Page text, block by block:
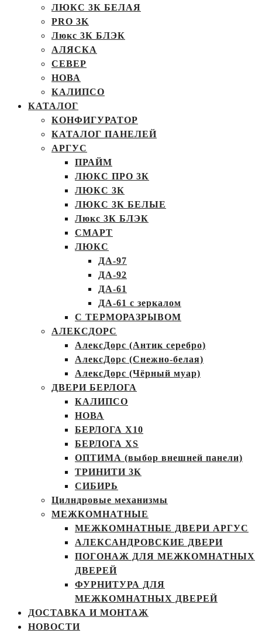
ЛЮКС 3К БЕЛАЯ
PRO 3K
Люкс 3К БЛЭК
АЛЯСКА
СЕВЕР
НОВА
КАЛИПСО
КАТАЛОГ
КОНФИГУРАТОР
КАТАЛОГ ПАНЕЛЕЙ
АРГУС
ПРАЙМ
ЛЮКС ПРО 3К
ЛЮКС 3К
ЛЮКС 3К БЕЛЫЕ
Люкс 3К БЛЭК
СМАРТ
ЛЮКС
ДА-97
ДА-92
ДА-61
ДА-61 с зеркалом
С ТЕРМОРАЗРЫВОМ
АЛЕКСДОРС
АлексДорс (Антик серебро)
АлексДорс (Снежно-белая)
АлексДорс (Чёрный муар)
ДВЕРИ БЕРЛОГА
КАЛИПСО
НОВА
БЕРЛОГА Х10
БЕРЛОГА XS
ОПТИМА (выбор внешней панели)
ТРИНИТИ 3К
СИБИРЬ
Цилндровые механизмы
МЕЖКОМНАТНЫЕ
МЕЖКОМНАТНЫЕ ДВЕРИ АРГУС
АЛЕКСАНДРОВСКИЕ ДВЕРИ
ПОГОНАЖ ДЛЯ МЕЖКОМНАТНЫХ
ДВЕРЕЙ
ФУРНИТУРА ДЛЯ
МЕЖКОМНАТНЫХ ДВЕРЕЙ
ДОСТАВКА И МОНТАЖ
НОВОСТИ